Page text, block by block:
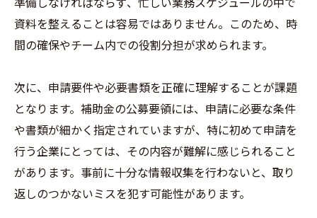
資料を整えることは容易ではありません。このため、時
間の確保やチーム内での役割分担が求められます。
次に、申請要件や必要書類を正確に理解することが課題
となります。補助金の公募要領には、申請に必要な条件
や書類が細かく指定されていますが、特に初めて申請を
行う企業にとっては、その内容が難解に感じられること
があります。事前に十分な情報収集を行わないと、取り
返しのつかないミスを犯す可能性があります。